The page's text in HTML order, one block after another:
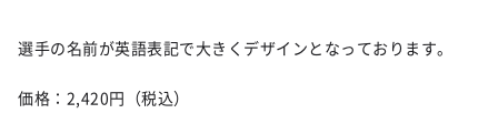
選手の名前が英語表記で大きくデザインとなっております。
価格：2,420円（税込）